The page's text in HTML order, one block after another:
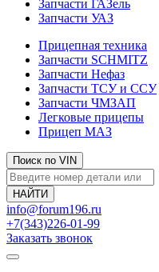
Запчасти ГАЗель
Запчасти УАЗ
Прицепная техника
Запчасти SCHMITZ
Запчасти Нефаз
Запчасти ТСУ и ССУ
Запчасти ЧМЗАП
Легковые прицепы
Прицеп МАЗ
Поиск по VIN
info@forum196.ru
+7(343)226-01-99
Заказать звонок